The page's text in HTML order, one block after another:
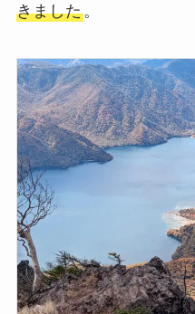
きました。